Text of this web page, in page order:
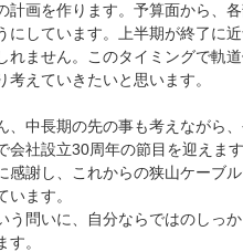
計画を作ります。予算面から、
にしています。上半期が終了に
れません。このタイミングで軌
えていきたいと思います。
中長期の先の事も考えながら
会社設立30周年の節目を迎えま
感謝し、これからの狭山ケーブ
ます。
う問いに、自分ならではのしっ
。